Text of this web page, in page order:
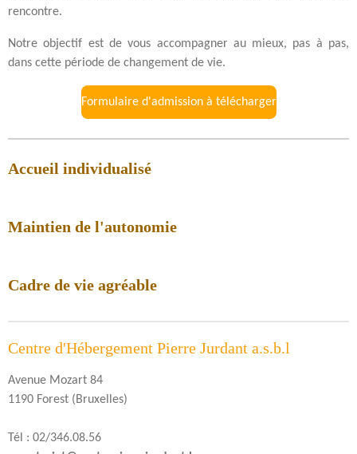
rencontre.
Notre objectif est de vous accompagner au mieux, pas à pas,
dans cette période de changement de vie.
Formulaire d'admission à télécharger
Accueil individualisé
Maintien de l'autonomie
Cadre de vie agréable
Centre d'Hébergement Pierre Jurdant a.s.b.l
Avenue Mozart 84
1190 Forest (Bruxelles)
Tél : 02/346.08.56